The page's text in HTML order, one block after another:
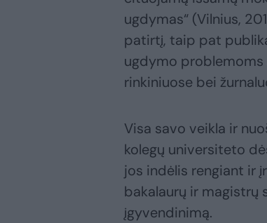
ugdymas“ (Vilnius,
patirtį, taip pat
ugdymo problemoms
rinkiniuose bei
Visa savo veikla ir
kolegų universiteto
jos indėlis rengiant ir
bakalaurų ir magistrų
įgyvendinimą.